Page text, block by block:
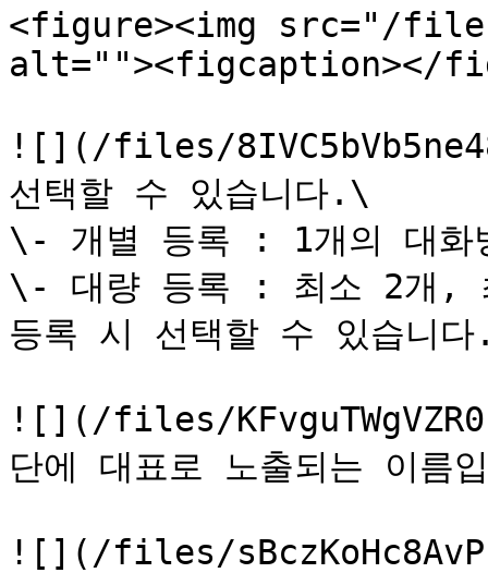
<figure><img src="/files/
alt=""><figcaption></
![](/files/
선택할 수 있습니다.\
\- 개별 등록 : 1개의 대화
\- 대량 등록 : 최소 2개,
등록 시 선택할 수 있습니
![](/files/
단에 대표로 노출되는 이름
![](/files/